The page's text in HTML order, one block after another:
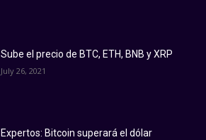
Sube el precio de BTC, ETH, BNB y XRP
July 26, 2021
Expertos: Bitcoin superará el dólar